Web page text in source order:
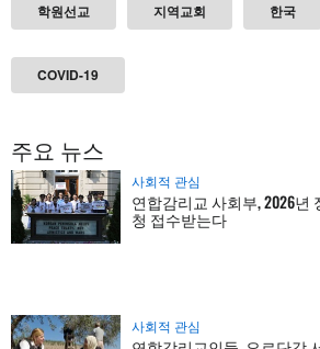
학원선교 지역교회 한국
COVID-19
주요 뉴스
사회적 관심
연합감리교 사회부, 2026년
청 접수받는다
사회적 관심